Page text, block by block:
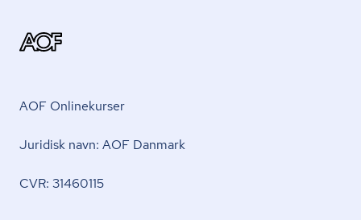
AOF Onlinekurser
Juridisk navn: AOF Danmark
CVR: 31460115